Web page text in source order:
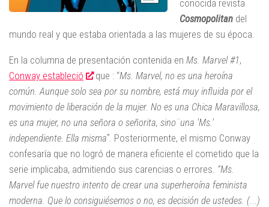
conocida revista
Cosmopolitan del
mundo real y que estaba orientada a las mujeres de su época.
En la columna de presentación contenida en Ms. Marvel #1,
Conway estableció
que : “Ms. Marvel, no es una heroína
común. Aunque solo sea por su nombre, está muy influida por el
movimiento de liberación de la mujer. No es una Chica Maravillosa,
es una mujer, no una señora o señorita, sino¨una 'Ms.'
independiente. Ella misma” . Posteriormente, el mismo Conway
confesaría que no logró de manera eficiente el cometido que la
serie implicaba, admitiendo sus carencias o errores. “Ms.
Marvel fue nuestro intento de crear una superheroína feminista
moderna. Que lo consiguiésemos o no, es decisión de ustedes. (...)